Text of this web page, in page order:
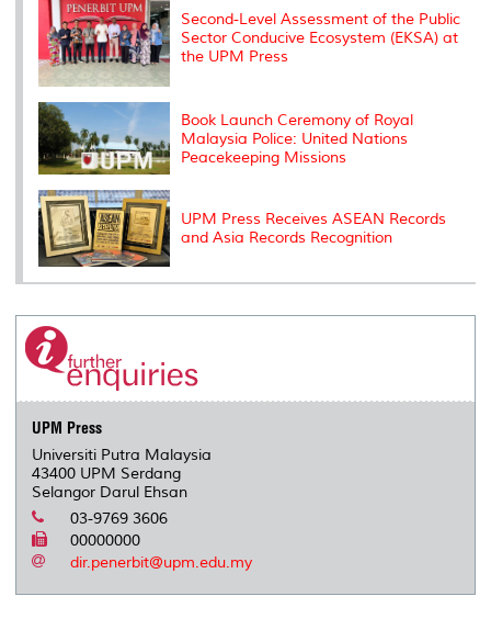
Second-Level Assessment of the Public
Sector Conducive Ecosystem (EKSA) at
the UPM Press
Book Launch Ceremony of Royal
Malaysia Police: United Nations
Peacekeeping Missions
UPM Press Receives ASEAN Records
and Asia Records Recognition
UPM Press
Universiti Putra Malaysia
43400 UPM Serdang
Selangor Darul Ehsan
03-9769 3606
00000000
dir.penerbit@upm.edu.my